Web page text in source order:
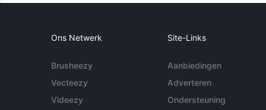
Ons Netwerk
Brusheezy
Vecteezy
Videezy
Site-Links
Aanbiedingen
Adverteren
Ondersteuning